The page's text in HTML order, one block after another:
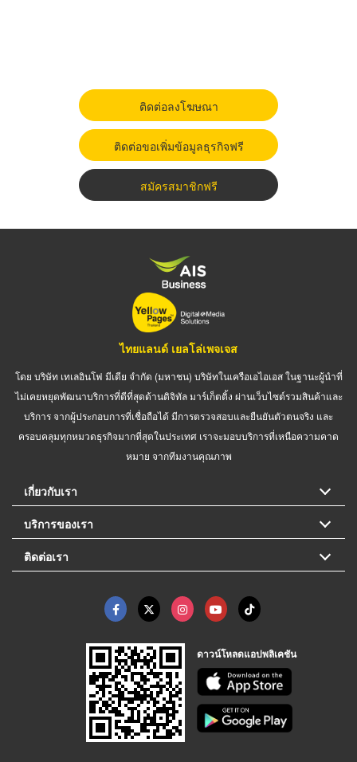
ติดต่อลงโฆษณา
ติดต่อขอเพิ่มข้อมูลธุรกิจฟรี
สมัครสมาชิกฟรี
ไทยแลนด์ เยลโล่เพจเจส
โดย บริษัท เทเลอินโฟ มีเดีย จำกัด (มหาชน) บริษัทในเครือเอไอเอส ในฐานะผู้นำที่
ไม่เคยหยุดพัฒนาบริการที่ดีที่สุดด้านดิจิทัล มาร์เก็ตติ้ง ผ่านเว็บไซต์รวมสินค้าและ
บริการ จากผู้ประกอบการที่เชื่อถือได้ มีการตรวจสอบและยืนยันตัวตนจริง และ
ครอบคลุมทุกหมวดธุรกิจมากที่สุดในประเทศ เราจะมอบบริการที่เหนือความคาด
หมาย จากทีมงานคุณภาพ
เกี่ยวกับเรา
บริการของเรา
ติดต่อเรา
ดาวน์โหลดแอปพลิเคชัน